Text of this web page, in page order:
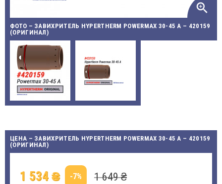
zoom_in
ФОТО – ЗАВИХРИТЕЛЬ HYPERTHERM POWERMAX 30-45 A – 420159
(ОРИГИНАЛ)
ЦЕНА – ЗАВИХРИТЕЛЬ HYPERTHERM POWERMAX 30-45 A – 420159
(ОРИГИНАЛ)
1 534 ₴ -7% 1 649 ₴